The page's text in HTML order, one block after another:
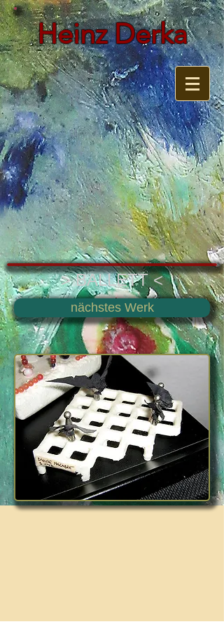
Heinz Derka
> BALLETT <
nächstes Werk